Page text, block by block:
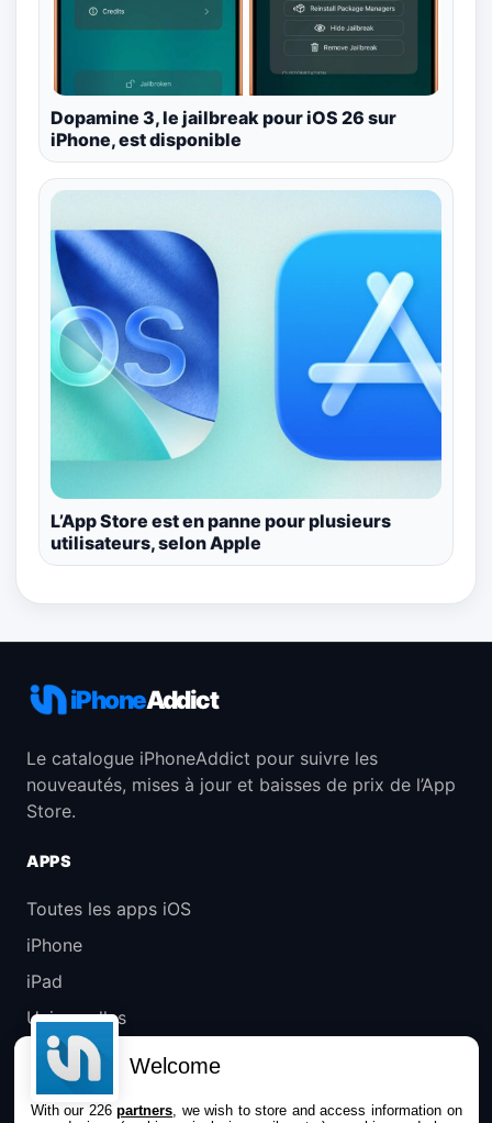
Dopamine 3, le jailbreak pour iOS 26 sur
iPhone, est disponible
L’App Store est en panne pour plusieurs
utilisateurs, selon Apple
iPhoneAddict
Le catalogue iPhoneAddict pour suivre les
nouveautés, mises à jour et baisses de prix de l’App
Store.
APPS
Toutes les apps iOS
iPhone
iPad
Universelles
Mac
Apple TV
Welcome
With our 226partners , we wish to store and access information on